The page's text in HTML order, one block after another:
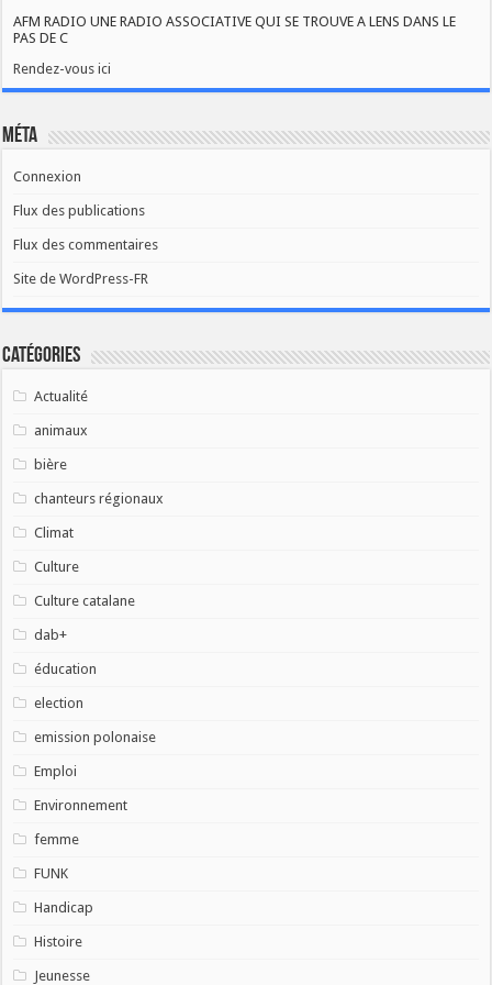
AFM RADIO UNE RADIO ASSOCIATIVE QUI SE TROUVE A LENS DANS LE
PAS DE C
Rendez-vous ici
Méta
Connexion
Flux des publications
Flux des commentaires
Site de WordPress-FR
Catégories
Actualité
animaux
bière
chanteurs régionaux
Climat
Culture
Culture catalane
dab+
éducation
election
emission polonaise
Emploi
Environnement
femme
FUNK
Handicap
Histoire
Jeunesse